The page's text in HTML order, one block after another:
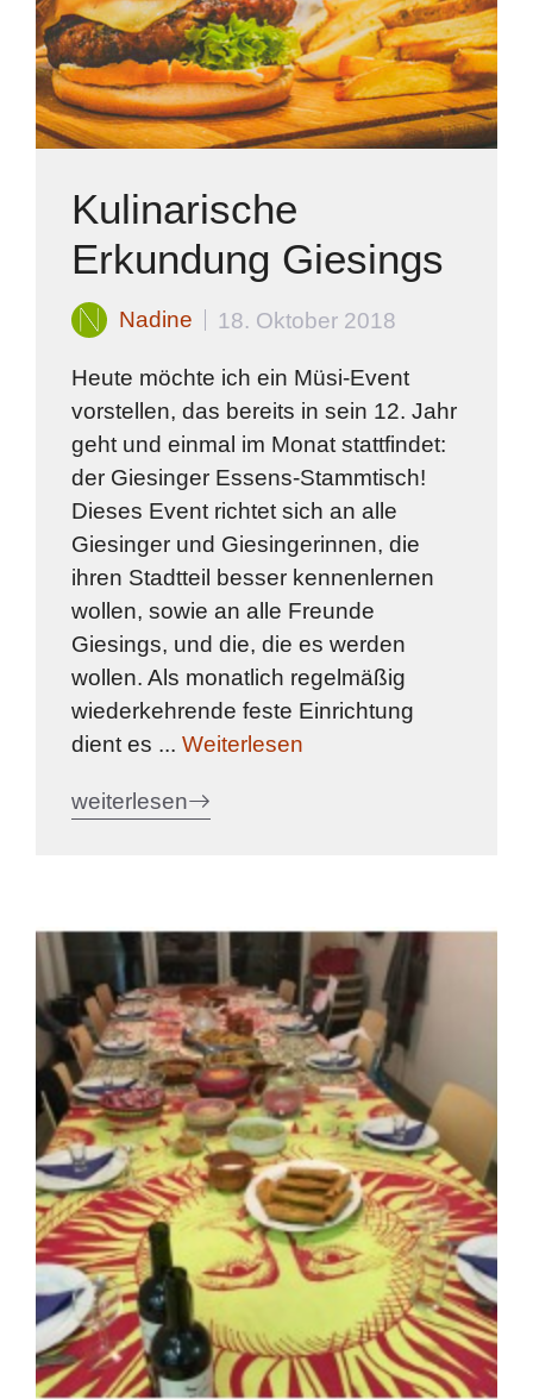
Kulinarische
Erkundung Giesings
Nadine 18. Oktober 2018
Heute möchte ich ein Müsi-Event
vorstellen, das bereits in sein 12. Jahr
geht und einmal im Monat stattfindet:
der Giesinger Essens-Stammtisch!
Dieses Event richtet sich an alle
Giesinger und Giesingerinnen, die
ihren Stadtteil besser kennenlernen
wollen, sowie an alle Freunde
Giesings, und die, die es werden
wollen. Als monatlich regelmäßig
wiederkehrende feste Einrichtung
dient es ... Weiterlesen
weiterlesen